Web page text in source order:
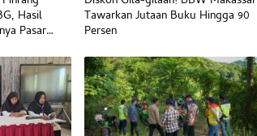
Hasil
Pasar
Tawarkan Jutaan Buku Hingga 90
Persen